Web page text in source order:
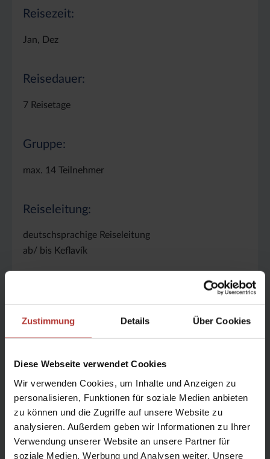
Zustimmung Details Über Cookies
Diese Webseite verwendet Cookies
Wir verwenden Cookies, um Inhalte und Anzeigen zu
personalisieren, Funktionen für soziale Medien anbieten
zu können und die Zugriffe auf unsere Website zu
analysieren. Außerdem geben wir Informationen zu Ihrer
Verwendung unserer Website an unsere Partner für
soziale Medien, Werbung und Analysen weiter. Unsere
Reisezeit:
Jan, Dez
Reisedauer:
7 Reisetage
Gruppe:
max. 14 Teilnehmer
Reiseleitung:
deutschsprachige Reiseleitung
ab/ bis Keflavík
ab Frankfurt, München, Berlin
Warme Bekleidung, Wind- und Regenschutzkleidung,
Handschuhe und Mütze, Tagesrucksack, Badesachen
Enthaltene Leistungen